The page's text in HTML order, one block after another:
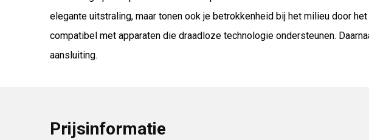
elegante uitstraling, maar tonen ook je betrokkenheid bij het milieu door
compatibel met apparaten die draadloze technologie ondersteunen.
aansluiting.
Prijsinformatie